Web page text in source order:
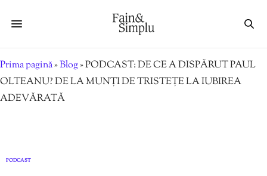
Prima pagină»Blog»PODCAST: DE CE A DISPĂRUT PAUL
OLTEANU? DE LA MUNȚI DE TRISTEȚE LA IUBIREA
ADEVĂRATĂ
PODCAST